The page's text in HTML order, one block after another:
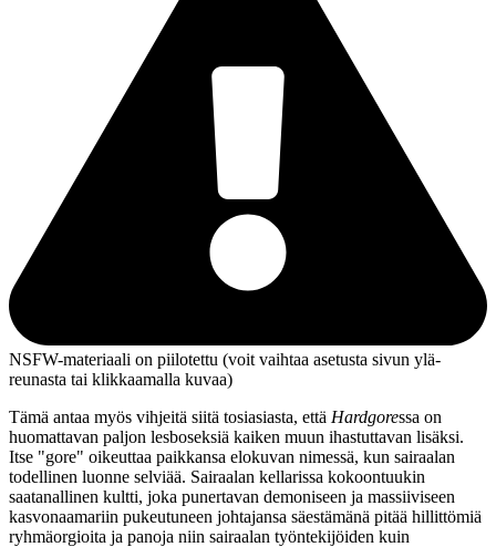
NSFW-materiaali on piilotettu (voit vaihtaa asetusta sivun ylä­
reunasta tai klikkaamalla kuvaa)
Tämä antaa myös vihjeitä siitä tosiasiasta, että Hardgoressa on
huomattavan paljon lesboseksiä kaiken muun ihastuttavan lisäksi.
Itse "gore" oikeuttaa paikkansa elokuvan nimessä, kun sairaalan
todellinen luonne selviää. Sairaalan kellarissa kokoontuukin
saatanallinen kultti, joka punertavan demoniseen ja massiiviseen
kasvonaamariin pukeutuneen johtajansa säestämänä pitää hillittömiä
ryhmäorgioita ja panoja niin sairaalan työntekijöiden kuin